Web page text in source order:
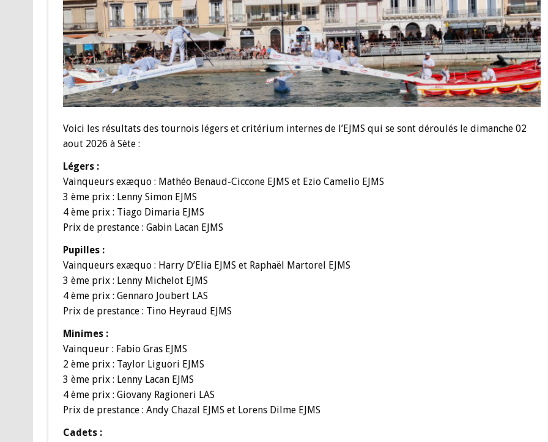
Voici les résultats des tournois légers et critérium internes de l’EJMS qui se sont déroulés le dimanche 02
aout 2026 à Sète :
Légers :
Vainqueurs exæquo : Mathéo Benaud-Ciccone EJMS et Ezio Camelio EJMS
3 ème prix : Lenny Simon EJMS
4 ème prix : Tiago Dimaria EJMS
Prix de prestance : Gabin Lacan EJMS
Pupilles :
Vainqueurs exæquo : Harry D’Elia EJMS et Raphaël Martorel EJMS
3 ème prix : Lenny Michelot EJMS
4 ème prix : Gennaro Joubert LAS
Prix de prestance : Tino Heyraud EJMS
Minimes :
Vainqueur : Fabio Gras EJMS
2 ème prix : Taylor Liguori EJMS
3 ème prix : Lenny Lacan EJMS
4 ème prix : Giovany Ragioneri LAS
Prix de prestance : Andy Chazal EJMS et Lorens Dilme EJMS
Cadets :